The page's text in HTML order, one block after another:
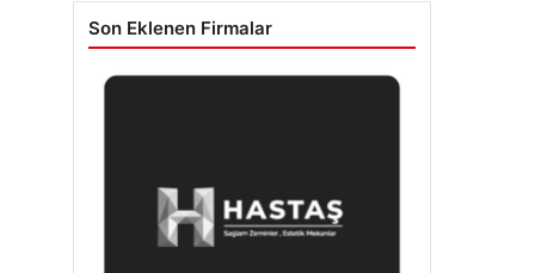
Son Eklenen Firmalar